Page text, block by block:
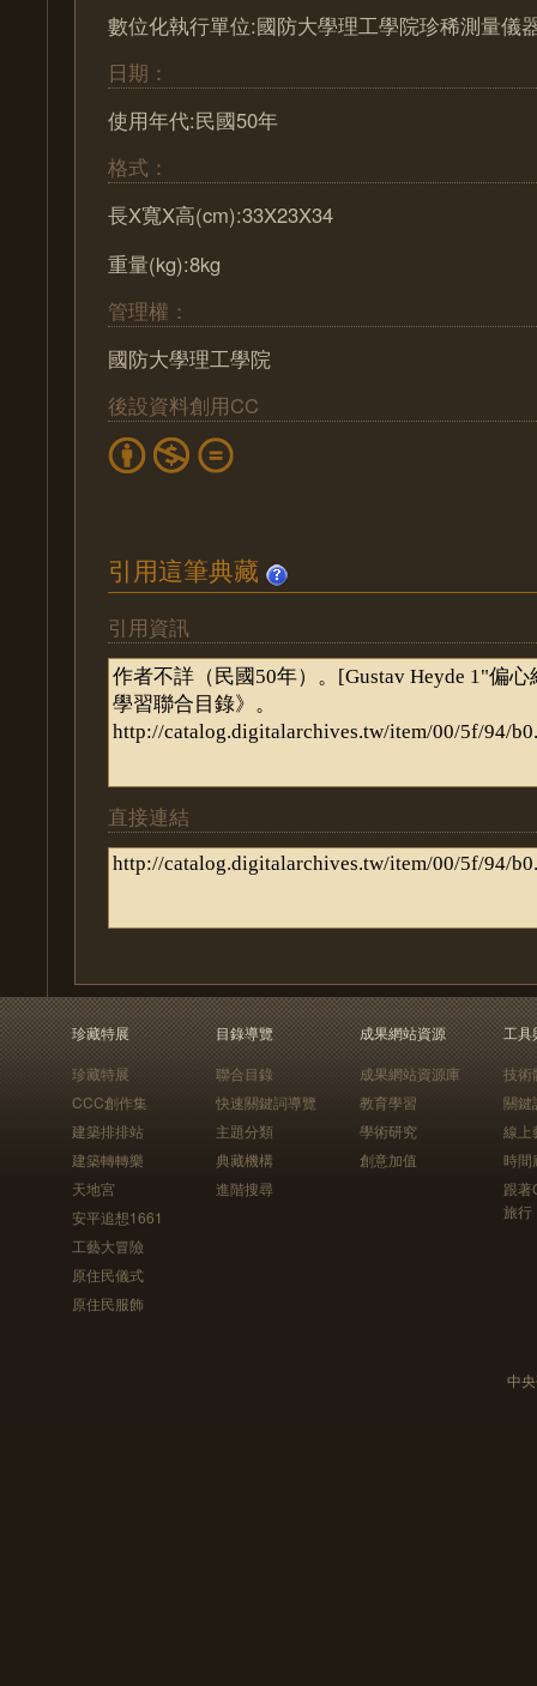
數位化執行單位:國防大學理工學院珍稀測量儀
日期：
使用年代:民國50年
格式：
長X寬X高(cm):33X23X34
重量(kg):8kg
管理權：
國防大學理工學院
後設資料創用CC
引用這筆典藏
引用資訊
直接連結
珍藏特展
珍藏特展
CCC創作集
建築排排站
建築轉轉樂
天地宮
安平追想1661
工藝大冒險
原住民儀式
原住民服飾
目錄導覽
聯合目錄
快速關鍵詞導覽
主題分類
典藏機構
進階搜尋
成果網站資源
成果網站資源庫
教育學習
學術研究
創意加值
工具
技術
關鍵
線上
時間
跟
旅行
中